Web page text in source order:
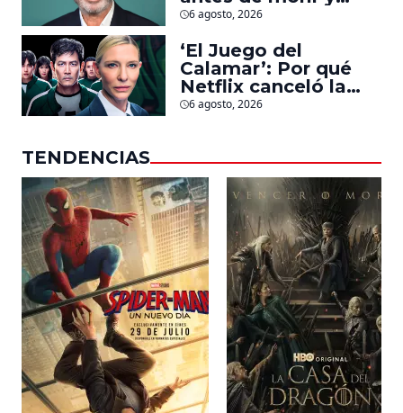
llegarán pronto a
6 agosto, 2026
‘El Juego del
Calamar’: Por qué
Netflix canceló la
serie de David
Unidos
6 agosto, 2026
TENDENCIAS